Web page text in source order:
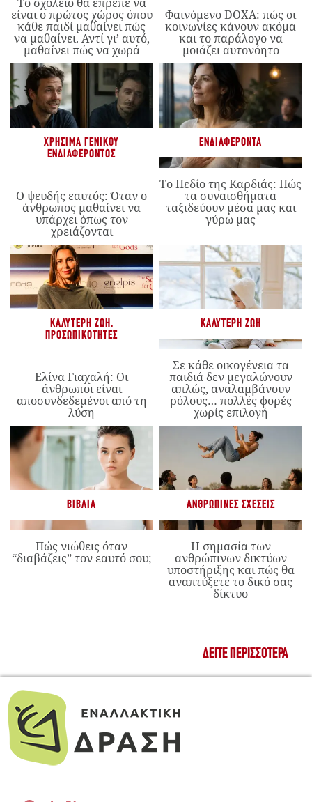
είναι ο πρώτος χώρος όπου
κάθε παιδί μαθαίνει πώς
να μαθαίνει. Αντί γι’ αυτό,
μαθαίνει πώς να χωρά
Φαινόμενο DOXA: πώς οι
κοινωνίες κάνουν ακόμα
και το παράλογο να
μοιάζει αυτονόητο
ΧΡΉΣΙΜΑ ΓΕΝΙΚΟΎ
ΕΝΔΙΑΦΈΡΟΝΤΟΣ
Ο ψευδής εαυτός: Όταν ο
άνθρωπος μαθαίνει να
υπάρχει όπως τον
χρειάζονται
ΕΝΔΙΑΦΈΡΟΝΤΑ
Το Πεδίο της Καρδιάς: Πώς
τα συναισθήματα
ταξιδεύουν μέσα μας και
γύρω μας
ΚΑΛΎΤΕΡΗ ΖΩΉ,
ΠΡΟΣΩΠΙΚΌΤΗΤΕΣ
Ελίνα Γιαχαλή: Οι
άνθρωποι είναι
αποσυνδεδεμένοι από τη
λύση
ΚΑΛΎΤΕΡΗ ΖΩΉ
Σε κάθε οικογένεια τα
παιδιά δεν μεγαλώνουν
απλώς, αναλαμβάνουν
ρόλους… πολλές φορές
χωρίς επιλογή
ΒΙΒΛΊΑ
Πώς νιώθεις όταν
“διαβάζεις” τον εαυτό σου;
ΑΝΘΡΏΠΙΝΕΣ ΣΧΈΣΕΙΣ
Η σημασία των
ανθρώπινων δικτύων
υποστήριξης και πώς θα
αναπτύξετε το δικό σας
δίκτυο
ΔΕΊΤΕ ΠΕΡΙΣΣΌΤΕΡΑ